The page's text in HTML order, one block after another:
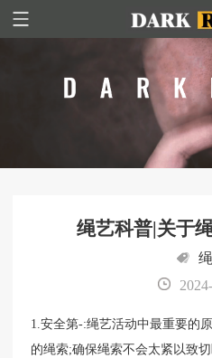
绳艺科普|关于
1.安全第-:绳艺活动中最重要的
的绳索;确保绳索不会太紧以致